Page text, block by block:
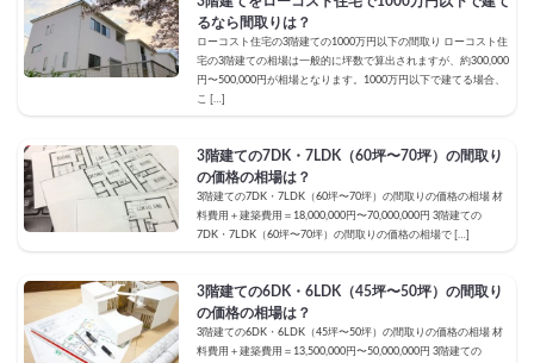
るなら間取りは？
ローコスト住宅の3階建ての1000万円以下の間取り ローコスト住
宅の3階建ての相場は一般的に坪数で算出されますが、約300,000
円〜500,000円が相場となります。1000万円以下で建てる場合、
こ […]
3階建ての7DK・7LDK（60坪〜70坪）の間取り
の価格の相場は？
3階建ての7DK・7LDK（60坪〜70坪）の間取りの価格の相場 材
料費用＋建築費用＝18,000,000円〜70,000,000円 3階建ての
7DK・7LDK（60坪〜70坪）の間取りの価格の相場で […]
3階建ての6DK・6LDK（45坪〜50坪）の間取り
の価格の相場は？
3階建ての6DK・6LDK（45坪〜50坪）の間取りの価格の相場 材
料費用＋建築費用＝13,500,000円〜50,000,000円 3階建ての